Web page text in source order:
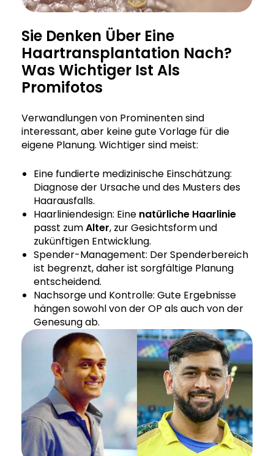
Sie Denken Über Eine
Haartransplantation Nach?
Was Wichtiger Ist Als
Promifotos
Verwandlungen von Prominenten sind
interessant, aber keine gute Vorlage für die
eigene Planung. Wichtiger sind meist:
Eine fundierte medizinische Einschätzung:
Diagnose der Ursache und des Musters des
Haarausfalls.
Haarliniendesign: Eine natürliche Haarlinie
passt zumAlter, zur Gesichtsform und
zukünftigen Entwicklung.
Spender-Management: Der Spenderbereich
ist begrenzt, daher ist sorgfältige Planung
entscheidend.
Nachsorge und Kontrolle: Gute Ergebnisse
hängen sowohl von der OP als auch von der
Genesung ab.